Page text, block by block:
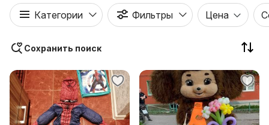
Категории Фильтры Цена
Сохранить поиск